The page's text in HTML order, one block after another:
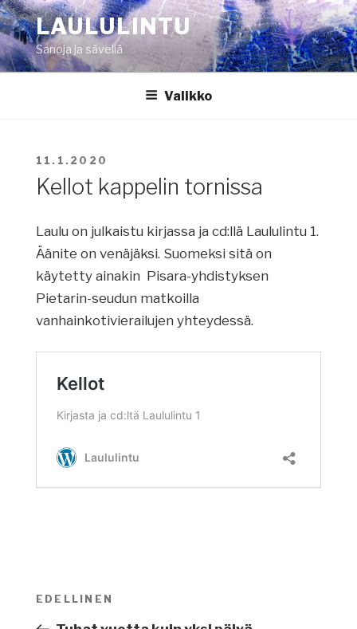
Siirry
sisältöönLAULULINTU
Sanoja ja säveliä
Valikko
JULKAISTU
11.1.2020
Kellot kappelin tornissa
Laulu on julkaistu kirjassa ja cd:llä Laululintu 1.
Äänite on venäjäksi. Suomeksi sitä on
käytetty ainakin Pisara-yhdistyksen
Pietarin-seudun matkoilla
vanhainkotivierailujen yhteydessä.
Artikkelien
Edellinen
artikkeli
EDELLINEN